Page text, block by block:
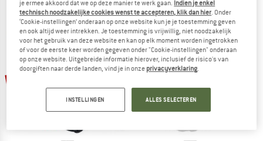
je ermee akkoord dat we op deze manier te werk gaan. Indien je enkel
technisch noodzakelijke cookies wenst te accepteren, klik dan hier. Onder
‘Cookie-instellingen’ onderaan op onze website kun je je toestemming geven
en ook altijd weer intrekken. Je toestemming is vrijwillig, niet noodzakelijk
voor het gebruik van deze website en kan op elk moment worden ingetrokken
of voor de eerste keer worden gegeven onder "Cookie-instellingen" onderaan
op onze website. Uitgebreide informatie hierover, inclusief de risico's van
doorgiften naar derde landen, vind je in onze privacyverklaring.
INSTELLINGEN ALLES SELECTEREN